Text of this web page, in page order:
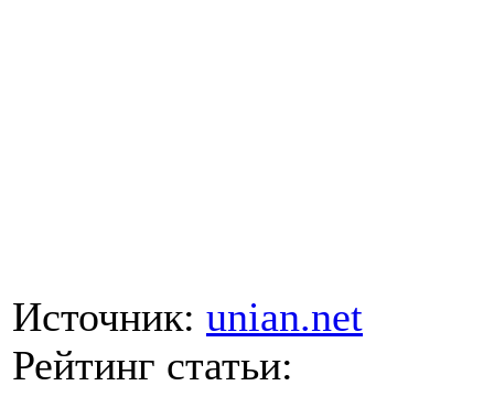
Источник: unian.net
Рейтинг статьи: